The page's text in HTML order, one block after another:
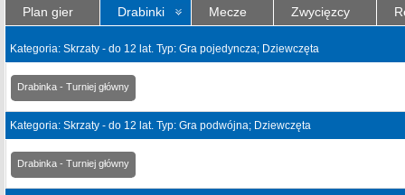
Plan gier Drabinki Mecze Zwycięzcy
Kategoria: Skrzaty - do 12 lat. Typ: Gra pojedyncza; Dziewczęta
Drabinka - Turniej główny
Kategoria: Skrzaty - do 12 lat. Typ: Gra podwójna; Dziewczęta
Drabinka - Turniej główny